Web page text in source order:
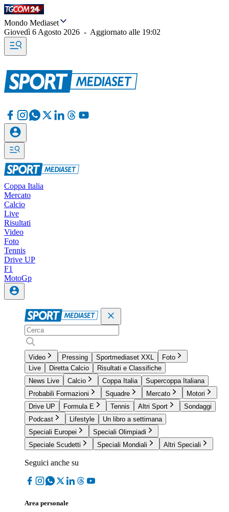
Mondo Mediaset
Giovedì 6 Agosto 2026 - Aggiornato alle 19:02
Coppa Italia
Mercato
Calcio
Live
Risultati
Video
Foto
Tennis
Drive UP
F1
MotoGp
Video Pressing Sportmediaset XXL
Foto
Live
Diretta Calcio
Risultati e Classifiche
News Live
Calcio Coppa Italia
Supercoppa Italiana
Probabili Formazioni
Squadre Mercato
Motori
Drive UP
Formula E Tennis Altri Sport
Sondaggi
Podcast
Lifestyle
Un libro a settimana
Speciali Europei
Speciali Olimpiadi
Speciale Scudetti
Speciali Mondiali Altri Speciali
Seguici anche su
Area personale